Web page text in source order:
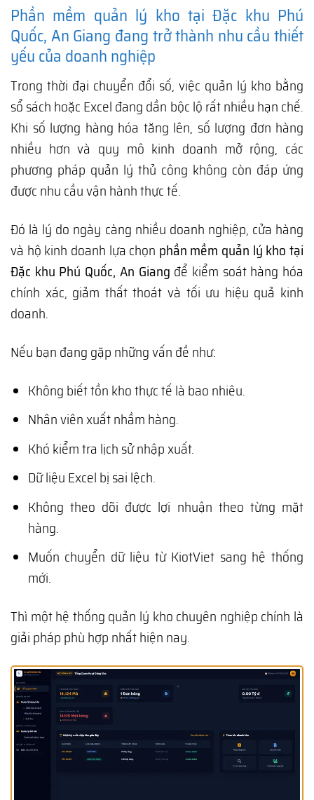
Phần mềm quản lý kho tại Đặc khu Phú
Quốc, An Giang đang trở thành nhu cầu thiết
yếu của doanh nghiệp
Trong thời đại chuyển đổi số, việc quản lý kho bằng
sổ sách hoặc Excel đang dần bộc lộ rất nhiều hạn chế.
Khi số lượng hàng hóa tăng lên, số lượng đơn hàng
nhiều hơn và quy mô kinh doanh mở rộng, các
phương pháp quản lý thủ công không còn đáp ứng
được nhu cầu vận hành thực tế.
Đó là lý do ngày càng nhiều doanh nghiệp, cửa hàng
và hộ kinh doanh lựa chọn phần mềm quản lý kho tại
Đặc khu Phú Quốc, An Giang để kiểm soát hàng hóa
chính xác, giảm thất thoát và tối ưu hiệu quả kinh
doanh.
Nếu bạn đang gặp những vấn đề như:
Không biết tồn kho thực tế là bao nhiêu.
Nhân viên xuất nhầm hàng.
Khó kiểm tra lịch sử nhập xuất.
Dữ liệu Excel bị sai lệch.
Không theo dõi được lợi nhuận theo từng mặt
hàng.
Muốn chuyển dữ liệu từ KiotViet sang hệ thống
mới.
Thì một hệ thống quản lý kho chuyên nghiệp chính là
giải pháp phù hợp nhất hiện nay.